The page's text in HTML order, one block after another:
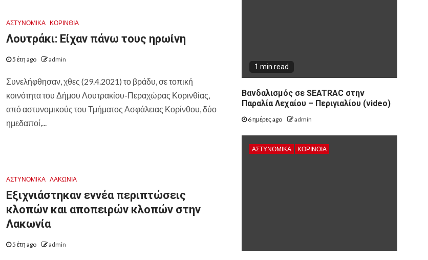
ΑΣΤΥΝΟΜΙΚΑ ΚΟΡΙΝΘΊΑ
Λουτράκι: Είχαν πάνω τους ηρωίνη
5 έτη ago admin
Συνελήφθησαν, χθες (29.4.2021) το βράδυ, σε τοπική
κοινότητα του Δήμου Λουτρακίου-Περαχώρας Κορινθίας,
από αστυνομικούς του Τμήματος Ασφάλειας Κορίνθου, δύο
ημεδαποί,...
ΑΣΤΥΝΟΜΙΚΑ ΛΑΚΩΝΙΑ
Εξιχνιάστηκαν εννέα περιπτώσεις
κλοπών και αποπειρών κλοπών στην
Λακωνία
5 έτη ago admin
1 min read
Βανδαλισμός σε SEATRAC στην
Παραλία Λεχαίου – Περιγιαλίου (video)
6 ημέρες ago admin
ΑΣΤΥΝΟΜΙΚΑ ΚΟΡΙΝΘΊΑ